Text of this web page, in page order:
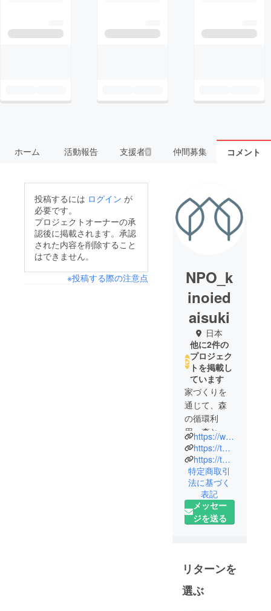
ホーム 活動報告 支援者9 仲間募集 コメント
投稿するには ログイン が
必要です。
プロジェクトオーナーの承
認後に掲載されます。承認
された内容を削除すること
はできません。
※投稿する際の注意点
NPO_k
inoied
aisuki
日本
他に2件の
プロジェク
トを掲載し
ています
家づくりを
通じて、森
の循環利
用、森と共
生するライ
フスタイル
が世の中に
広がり定着
することを
目指して活
動していま
わの空き家
を活用する
移住者さん
https://www.kinoie.org/
https://tokigawa-tokinowa.jp/
https://tokigawa-kyoshitsu.jp/
特定商取引
法に基づく
表記
メッセー
ジを送る
リターンを
選ぶ